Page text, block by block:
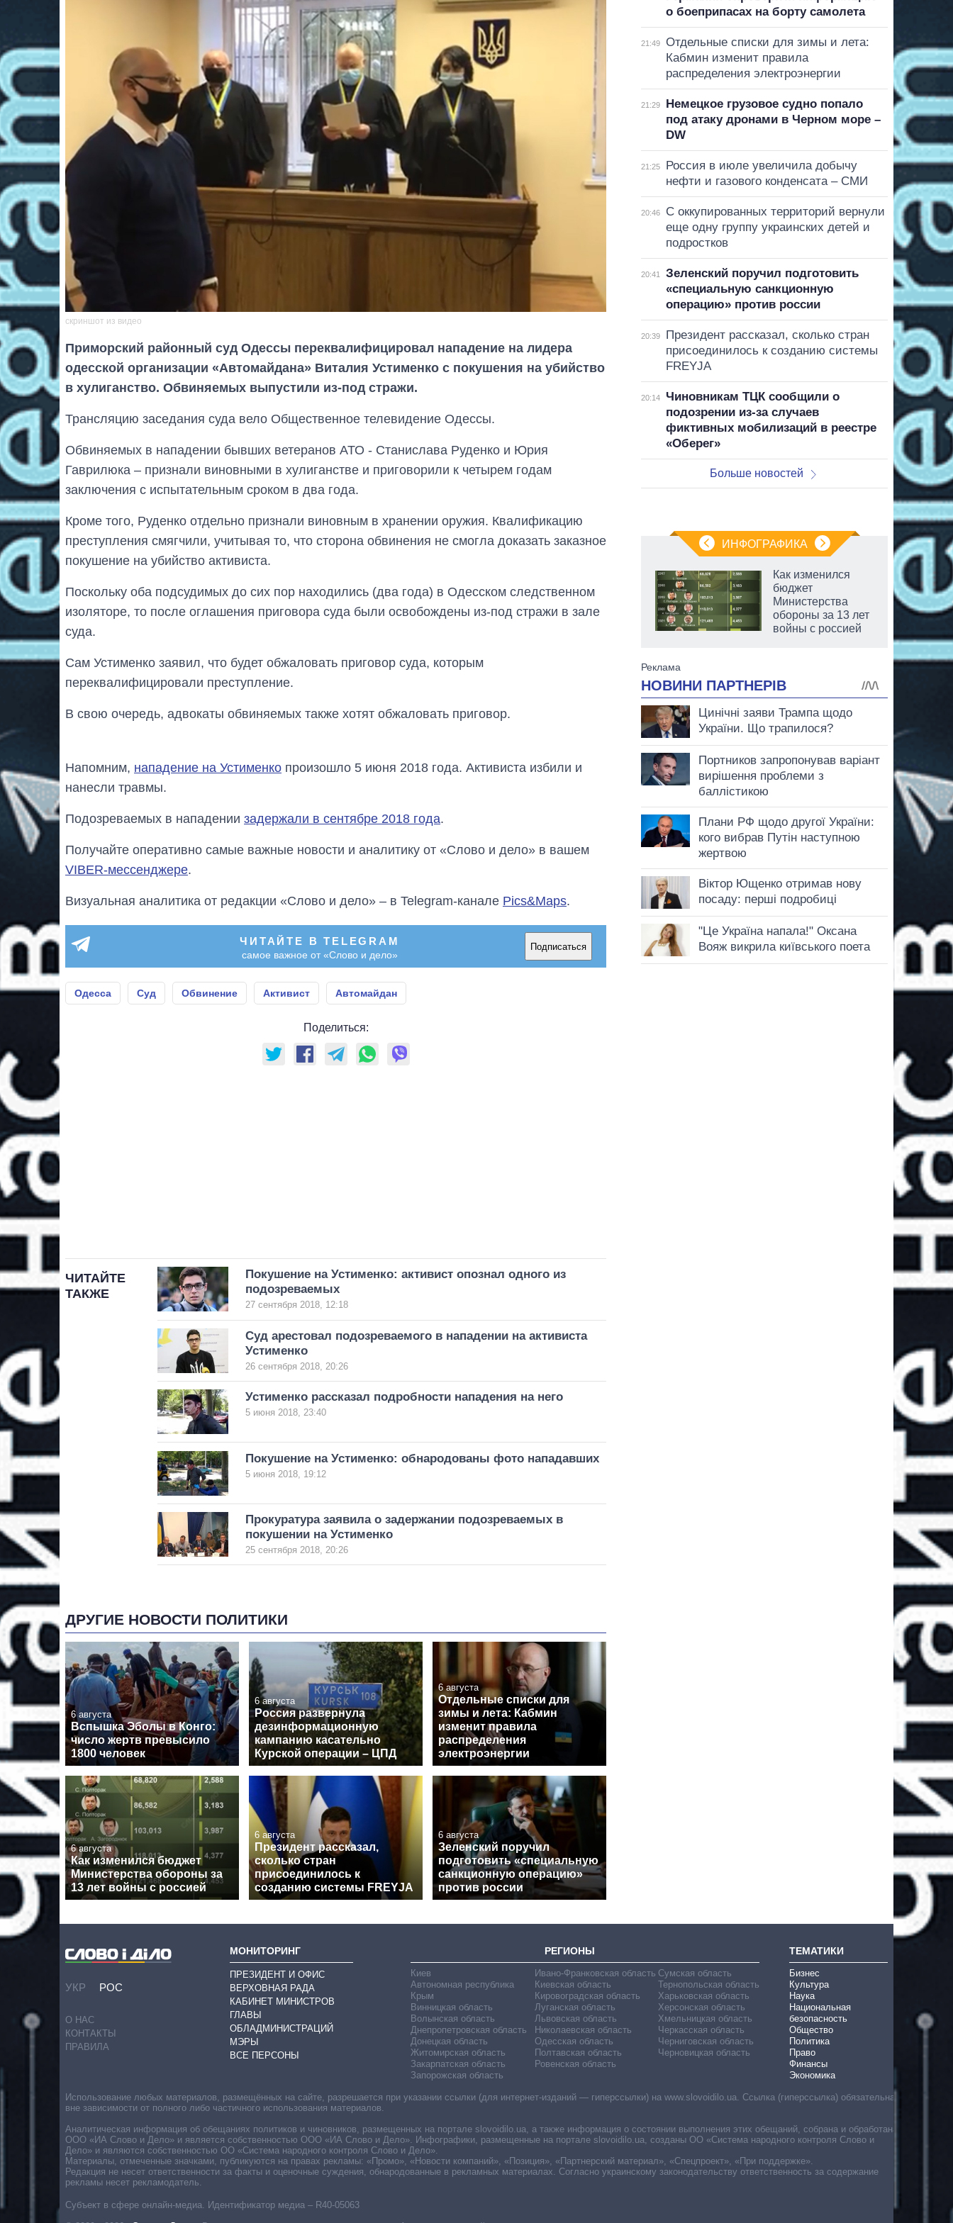
скриншот из видео
Приморский районный суд Одессы переквалифицировал нападение на лидера
одесской организации «Автомайдана» Виталия Устименко с покушения на убийство
в хулиганство. Обвиняемых выпустили из-под стражи.
Трансляцию заседания суда вело Общественное телевидение Одессы.
Обвиняемых в нападении бывших ветеранов АТО - Станислава Руденко и Юрия
Гаврилюка – признали виновными в хулиганстве и приговорили к четырем годам
заключения с испытательным сроком в два года.
Кроме того, Руденко отдельно признали виновным в хранении оружия. Квалификацию
преступления смягчили, учитывая то, что сторона обвинения не смогла доказать заказное
покушение на убийство активиста.
Поскольку оба подсудимых до сих пор находились (два года) в Одесском следственном
изоляторе, то после оглашения приговора суда были освобождены из-под стражи в зале
суда.
Сам Устименко заявил, что будет обжаловать приговор суда, которым
переквалифицировали преступление.
В свою очередь, адвокаты обвиняемых также хотят обжаловать приговор.
Напомним, нападение на Устименко произошло 5 июня 2018 года. Активиста избили и
нанесли травмы.
Подозреваемых в нападении задержали в сентябре 2018 года.
Получайте оперативно самые важные новости и аналитику от «Слово и дело» в вашем
VIBER-мессенджере.
Визуальная аналитика от редакции «Слово и дело» – в Telegram-канале Pics&Maps.
ЧИТАЙТЕ В TELEGRAM
самое важное от «Слово и дело»
Подписаться
Одесса Суд Обвинение Активист Автомайдан
Поделиться:
ЧИТАЙТЕ
ТАКЖЕ
Покушение на Устименко: активист опознал одного из
подозреваемых
27 сентября 2018, 12:18
Суд арестовал подозреваемого в нападении на активиста
Устименко
26 сентября 2018, 20:26
Устименко рассказал подробности нападения на него
5 июня 2018, 23:40
Покушение на Устименко: обнародованы фото нападавших
5 июня 2018, 19:12
Прокуратура заявила о задержании подозреваемых в
покушении на Устименко
25 сентября 2018, 20:26
ДРУГИЕ НОВОСТИ ПОЛИТИКИ
6 августа
Вспышка Эболы в Конго:
число жертв превысило
1800 человек
6 августа
Россия развернула
дезинформационную
кампанию касательно
Курской операции – ЦПД
6 августа
Отдельные списки для
зимы и лета: Кабмин
изменит правила
распределения
электроэнергии
6 августа
Как изменился бюджет
Министерства обороны за
13 лет войны с россией
6 августа
Президент рассказал,
сколько стран
присоединилось к
созданию системы FREYJA
6 августа
Зеленский поручил
подготовить «специальную
санкционную операцию»
против россии
о боеприпасах на борту самолета
21:49
Отдельные списки для зимы и лета:
Кабмин изменит правила
распределения электроэнергии
21:29
Немецкое грузовое судно попало
под атаку дронами в Черном море –
DW
21:25
Россия в июле увеличила добычу
нефти и газового конденсата – СМИ
20:46
С оккупированных территорий вернули
еще одну группу украинских детей и
подростков
20:41
Зеленский поручил подготовить
«специальную санкционную
операцию» против россии
20:39
Президент рассказал, сколько стран
присоединилось к созданию системы
FREYJA
20:14
Чиновникам ТЦК сообщили о
подозрении из-за случаев
фиктивных мобилизаций в реестре
«Оберег»
Больше новостей
ИНФОГРАФИКА
изменилось
количество
поступающих в
Как изменился
бюджет
Министерства
обороны за 13 лет
войны с россией
УКР РОС
О НАС
КОНТАКТЫ
ПРАВИЛА
МОНИТОРИНГ
ПРЕЗИДЕНТ И ОФИС
ВЕРХОВНАЯ РАДА
КАБИНЕТ МИНИСТРОВ
ГЛАВЫ
ОБЛАДМИНИСТРАЦИЙ
МЭРЫ
ВСЕ ПЕРСОНЫ
РЕГИОНЫ
Киев
Автономная республика
Крым
Винницкая область
Волынская область
Днепропетровская область
Донецкая область
Житомирская область
Закарпатская область
Запорожская область
Ивано-Франковская область
Киевская область
Кировоградская область
Луганская область
Львовская область
Николаевская область
Одесская область
Полтавская область
Ровенская область
Сумская область
Тернопольская область
Харьковская область
Херсонская область
Хмельницкая область
Черкасская область
Черниговская область
Черновицкая область
ТЕМАТИКИ
Бизнес
Культура
Наука
Национальная
безопасность
Общество
Политика
Право
Финансы
Экономика
Субъект в сфере онлайн-медиа. Идентификатор медиа – R40-05063
Использование любых материалов, размещённых на сайте, разрешается при указании ссылки (для интернет-изданий — гиперссылки) на www.slovoidilo.ua. Ссылка (гиперссылка) обязательна
вне зависимости от полного либо частичного использования материалов.
Аналитическая информация об обещаниях политиков и чиновников, размещенных на портале slovoidilo.ua, а также информация о состоянии выполнения этих обещаний, собрана и обработана
ООО «ИА Слово и Дело» и является собственностью ООО «ИА Слово и Дело». Инфографики, размещенные на портале slovoidilo.ua, созданы ОО «Система народного контроля Слово и
Дело» и являются собственностью ОО «Система народного контроля Слово и Дело».
Материалы, отмеченные значками, публикуются на правах рекламы: «Промо», «Новости компаний», «Позиция», «Партнерский материал», «Спецпроект», «При поддержке».
Редакция не несет ответственности за факты и оценочные суждения, обнародованные в рекламных материалах. Согласно украинскому законодательству ответственность за содержание
рекламы несет рекламодатель.